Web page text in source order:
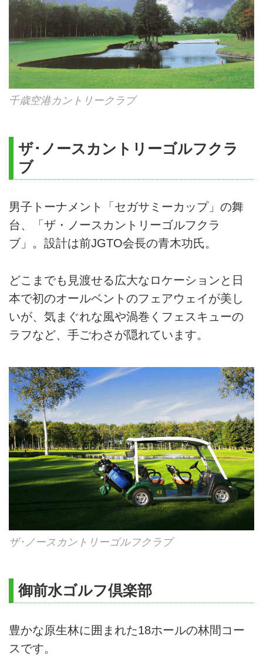
千歳空港カントリークラブ
ザ･ノースカントリーゴルフクラ
ブ
男子トーナメント「セガサミーカップ」の舞
台、「ザ・ノースカントリーゴルフクラ
ブ」。設計は前JGTO会長の青木功氏。
どこまでも見渡せる広大なロケーションと日
本で初のオールベントのフェアウェイが美し
いが、気まぐれな風や渦巻くフェスキューの
ラフなど、手ごわさが隠れています。
ザ･ノースカントリーゴルフクラブ
御前水ゴルフ倶楽部
豊かな原生林に囲まれた18ホールの林間コー
スです。